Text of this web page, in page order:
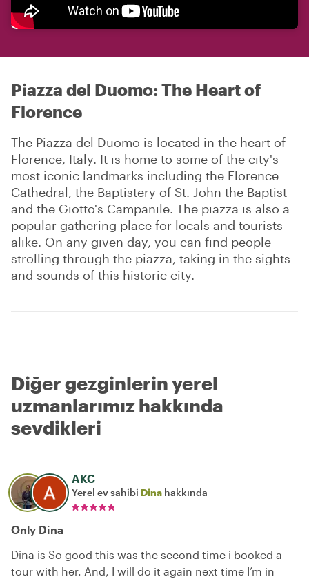
Piazza del Duomo: The Heart of
Florence
The Piazza del Duomo is located in the heart of
Florence, Italy. It is home to some of the city's
most iconic landmarks including the Florence
Cathedral, the Baptistery of St. John the Baptist
and the Giotto's Campanile. The piazza is also a
popular gathering place for locals and tourists
alike. On any given day, you can find people
strolling through the piazza, taking in the sights
and sounds of this historic city.
Diğer gezginlerin yerel
uzmanlarımız hakkında
sevdikleri
AKC
Yerel ev sahibi Dina hakkında
Only Dina
Dina is So good this was the second time i booked a
tour with her. And, I will do it again next time I’m in